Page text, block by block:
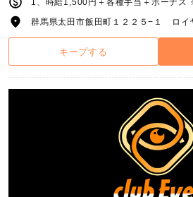
群馬県太田市飯田町１２２５−１ ロイ
キープする